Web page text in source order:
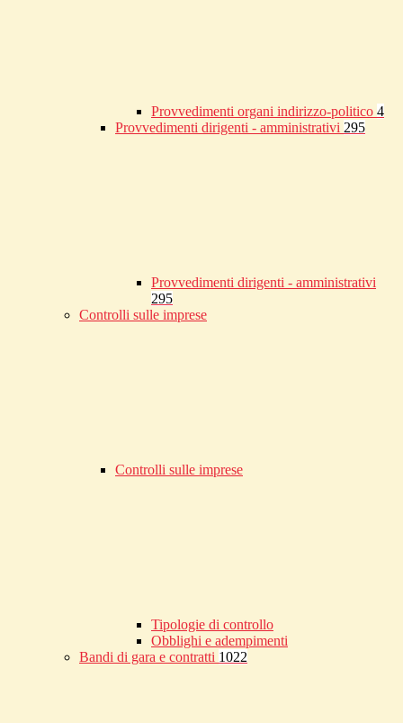
Provvedimenti organi indirizzo-politico 4
Provvedimenti dirigenti - amministrativi 295
Provvedimenti dirigenti - amministrativi
295
Controlli sulle imprese
Controlli sulle imprese
Tipologie di controllo
Obblighi e adempimenti
Bandi di gara e contratti 1022